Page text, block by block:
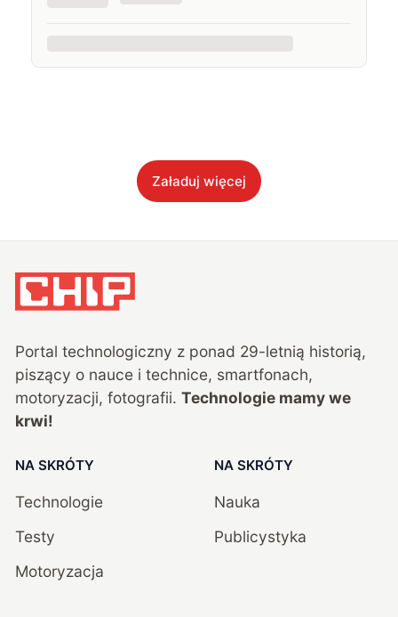
Załaduj więcej
Portal technologiczny z ponad 29-letnią historią,
piszący o nauce i technice, smartfonach,
motoryzacji, fotografii. Technologie mamy we
krwi!
NA SKRÓTY
Technologie
Testy
Motoryzacja
NA SKRÓTY
Nauka
Publicystyka